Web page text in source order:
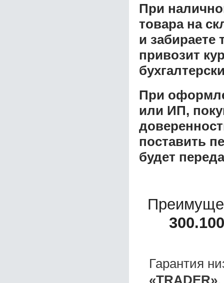
При
товара на
и забираете
привозит
При
или ИП,
поставить
будет
Гарантия